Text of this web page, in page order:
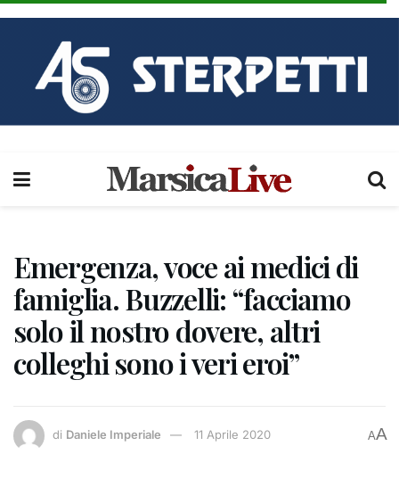
Emergenza, voce ai medici di
famiglia. Buzzelli: “facciamo
solo il nostro dovere, altri
colleghi sono i veri eroi”
di Daniele Imperiale 11 Aprile 2020 AA